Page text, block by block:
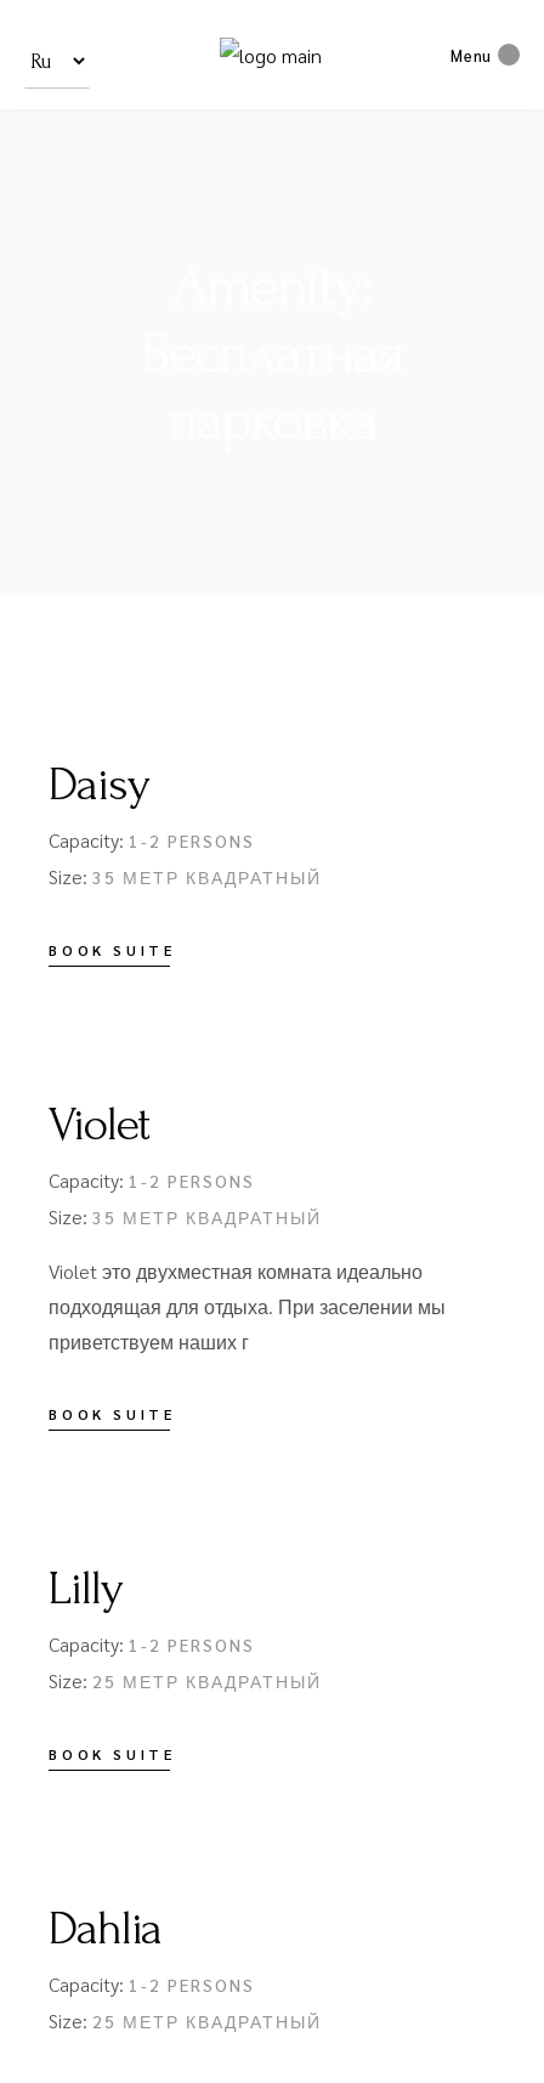
язык Menu
Daisy
Capacity: 1-2 PERSONS
Size:35 МЕТР КВАДРАТНЫЙ
BOOK SUITE
Violet
Capacity: 1-2 PERSONS
Size:35 МЕТР КВАДРАТНЫЙ
Violet это двухместная комната идеально
подходящая для отдыха. При заселении мы
приветствуем наших г
BOOK SUITE
Lilly
Capacity: 1-2 PERSONS
Size: 25 МЕТР КВАДРАТНЫЙ
BOOK SUITE
Dahlia
Capacity: 1-2 PERSONS
Size: 25 МЕТР КВАДРАТНЫЙ